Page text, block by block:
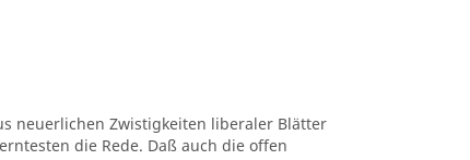
neuerlichen Zwistigkeiten liberaler Blätter
die Rede. Daß auch die offen